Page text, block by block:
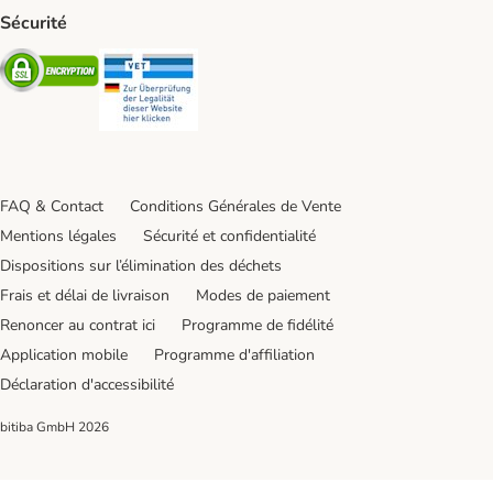
Sécurité
Security
FAQ & Contact
Conditions Générales de Vente
Mentions légales
Sécurité et confidentialité
Dispositions sur l’élimination des déchets
Frais et délai de livraison
Modes de paiement
Renoncer au contrat ici
Programme de fidélité
Application mobile
Programme d'affiliation
Déclaration d'accessibilité
bitiba GmbH 2026